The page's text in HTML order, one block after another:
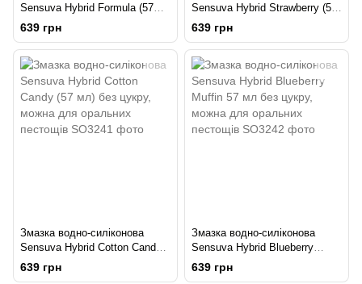
Sensuva Hybrid Formula (57
мл) без цукру, можна для
оральних пестощів
639 грн
Sensuva Hybrid Strawberry (57
мл) без цукру, можна для
оральних пестощів
639 грн
Змазка водно-силіконова
Sensuva Hybrid Cotton Candy
(57 мл) без цукру, можна для
оральних пестощів
639 грн
Змазка водно-силіконова
Sensuva Hybrid Blueberry
Muffin 57 мл без цукру, можна
для оральних пестощів
639 грн